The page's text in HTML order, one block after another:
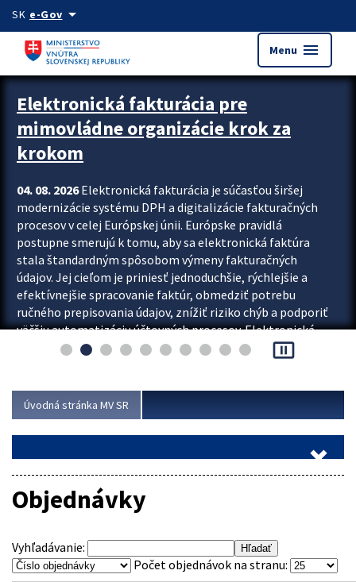
Preskocit na hlavný obsah
SK e-Govarrow_drop_down
Menu menu
Zastavit automatický posun upútavok
Elektronická fakturácia pre
mimovládne organizácie krok za
krokom
04. 08. 2026Elektronická fakturácia je súčasťou širšej
modernizácie systému DPH a digitalizácie fakturačných
procesov v celej Európskej únii. Európske pravidlá
postupne smerujú k tomu, aby sa elektronická faktúra
stala štandardným spôsobom výmeny fakturačných
údajov. Jej cieľom je priniesť jednoduchšie, rýchlejšie a
efektívnejšie spracovanie faktúr, obmedziť potrebu
ručného prepisovania údajov, znížiť riziko chýb a podporiť
väčšiu automatizáciu účtovných procesov. Elektronická
fakturácia preto nepredstavuje...
pause_presentation
Úvodná stránka MV SR
Objednávky
Vyhľadávanie:
Počet objednávok na stranu: